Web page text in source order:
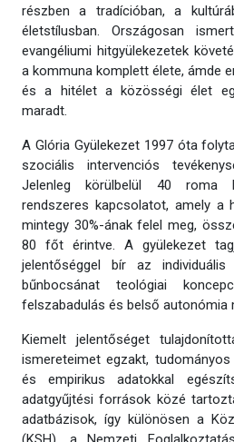
részben a tradícióban, a
életstílusban. Országosan
evangéliumi hitgyülekezetek
a kommuna komplett élete, ámde
és a hitélet a közösségi élet
maradt.
A Glória Gyülekezet 1997 óta
szociális intervenciós
Jelenleg körülbelül 40 roma
rendszeres kapcsolatot, amely a
mintegy 30%-ának felel meg,
80 főt érintve. A gyülekezet
jelentőséggel bír az
bűnbocsánat teológiai
felszabadulás és belső autonómia
Kiemelt jelentőséget
ismereteimet egzakt,
és empirikus adatokkal
adatgyűjtési források közé
adatbázisok, így különösen a